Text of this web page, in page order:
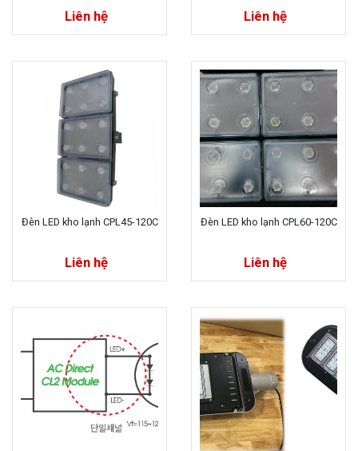
Liên hệ Liên hệ
Đèn LED kho lạnh CPL45-120C
Liên hệ
Đèn LED kho lạnh CPL60-120C
Liên hệ